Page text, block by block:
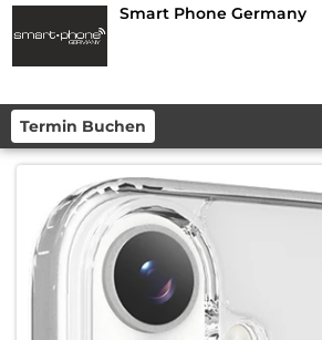
Smart Phone Germany
Termin Buchen